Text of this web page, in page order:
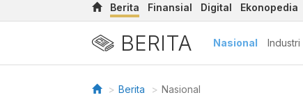
Berita Finansial Digital Ekonopedia
BERITA Nasional Industri
Berita Nasional